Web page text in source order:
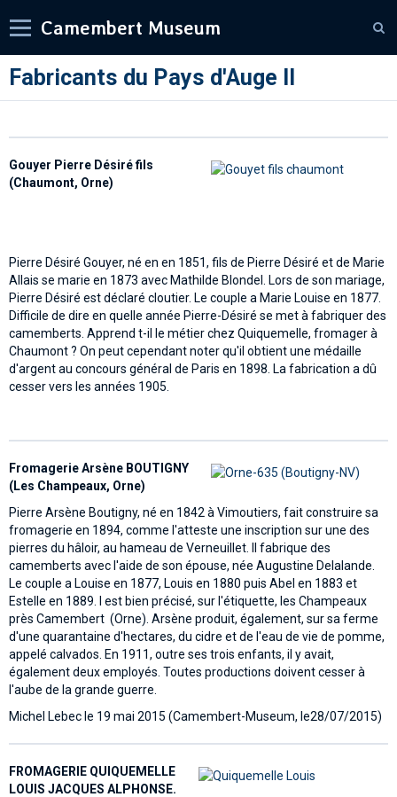
Camembert Museum
Fabricants du Pays d'Auge II
Gouyer Pierre Désiré fils
(Chaumont, Orne)
Pierre Désiré Gouyer, né en en 1851, fils de Pierre Désiré et de Marie
Allais se marie en 1873 avec Mathilde Blondel. Lors de son mariage,
Pierre Désiré est déclaré cloutier. Le couple a Marie Louise en 1877.
Difficile de dire en quelle année Pierre-Désiré se met à fabriquer des
camemberts. Apprend t-il le métier chez Quiquemelle, fromager à
Chaumont ? On peut cependant noter qu'il obtient une médaille
d'argent au concours général de Paris en 1898. La fabrication a dû
cesser vers les années 1905.
Fromagerie Arsène BOUTIGNY
(Les Champeaux, Orne)
Pierre Arsène Boutigny, né en 1842 à Vimoutiers, fait construire sa
fromagerie en 1894, comme l'atteste une inscription sur une des
pierres du hâloir, au hameau de Verneuillet. Il fabrique des
camemberts avec l'aide de son épouse, née Augustine Delalande.
Le couple a Louise en 1877, Louis en 1880 puis Abel en 1883 et
Estelle en 1889. l est bien précisé, sur l'étiquette, les Champeaux
près Camembert (Orne). Arsène produit, également, sur sa ferme
d'une quarantaine d'hectares, du cidre et de l'eau de vie de pomme,
appelé calvados. En 1911, outre ses trois enfants, il y avait,
également deux employés. Toutes productions doivent cesser à
l'aube de la grande guerre.
Michel Lebec le 19 mai 2015 (Camembert-Museum, le28/07/2015)
FROMAGERIE QUIQUEMELLE
LOUIS JACQUES ALPHONSE.